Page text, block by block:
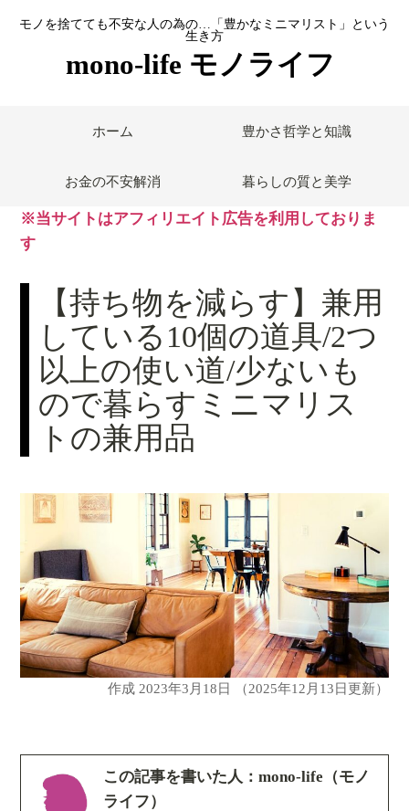
モノを捨てても不安な人の為の…「豊かなミニマリスト」という
生き方
mono-life モノライフ
ホーム 豊かさ哲学と知識
お金の不安解消 暮らしの質と美学
※当サイトはアフィリエイト広告を利用しておりま
す
【持ち物を減らす】兼用
している10個の道具/2つ
以上の使い道/少ないも
ので暮らすミニマリス
トの兼用品
作成2023年3月18日 （2025年12月13日更新）
この記事を書いた人：mono-life（モノ
ライフ）